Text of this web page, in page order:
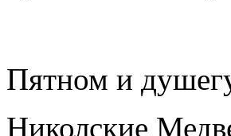
Пятном и
Николские